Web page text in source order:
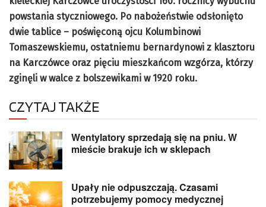
powstania styczniowego. Po nabożeństwie odsłonięto
dwie tablice – poświęconą ojcu Kolumbinowi
Tomaszewskiemu, ostatniemu bernardynowi z klasztoru
na Karczówce oraz pięciu mieszkańcom wzgórza, którzy
zginęli w walce z bolszewikami w 1920 roku.
CZYTAJ TAKŻE
Wentylatory sprzedają się na pniu. W
mieście brakuje ich w sklepach
Upały nie odpuszczają. Czasami
potrzebujemy pomocy medycznej